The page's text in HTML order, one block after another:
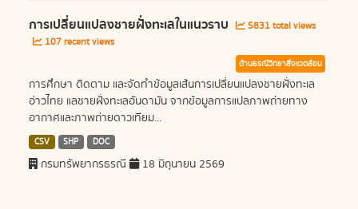
การเปลี่ยนแปลงชายฝั่งทะเลในแนวราบ
5831 total views
107 recent views
ด้านธรณีวิทยาสิ่งแวดล้อม
การศึกษา ติดตาม และจัดทำข้อมูลเส้นการเปลี่ยนแปลงชายฝั่งทะเล
อ่าวไทย แลชายฝั่งทะเลอันดามัน จากข้อมูลการแปลภาพถ่ายทาง
อากาศและภาพถ่ายดาวเทียม...
CSV SHP DOC
กรมทรัพยากรธรณี 18 มิถุนายน 2569